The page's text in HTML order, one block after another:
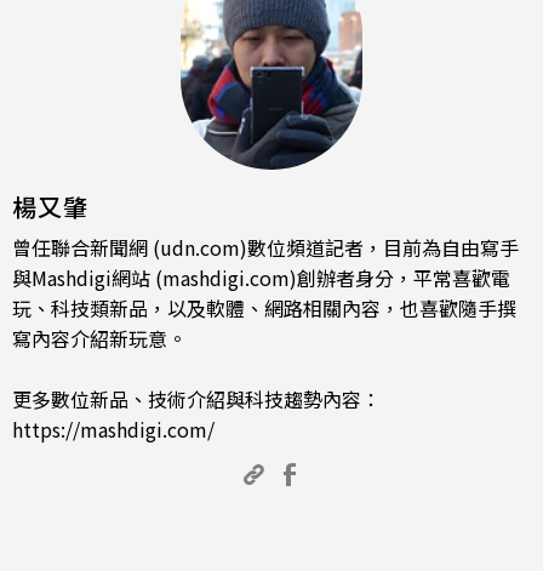
楊又肇
曾任聯合新聞網 (udn.com)數位頻道記者，目前為自由寫手
與Mashdigi網站 (mashdigi.com)創辦者身分，平常喜歡電
玩、科技類新品，以及軟體、網路相關內容，也喜歡隨手撰
寫內容介紹新玩意。
更多數位新品、技術介紹與科技趨勢內容：
https://mashdigi.com/